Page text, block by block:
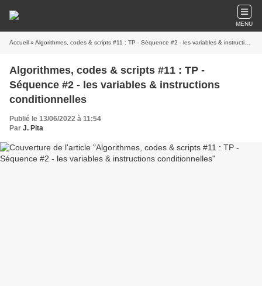
MENU
Accueil » Algorithmes, codes & scripts #11 : TP - Séquence #2 - les variables & instructions conditionnelles
Algorithmes, codes & scripts #11 : TP -
Séquence #2 - les variables & instructions
conditionnelles
Publié le 13/06/2022 à 11:54
Par J. Pita